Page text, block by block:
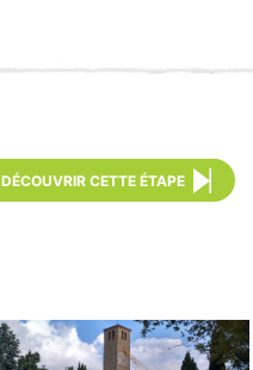
DÉCOUVRIR CETTE ÉTAPE